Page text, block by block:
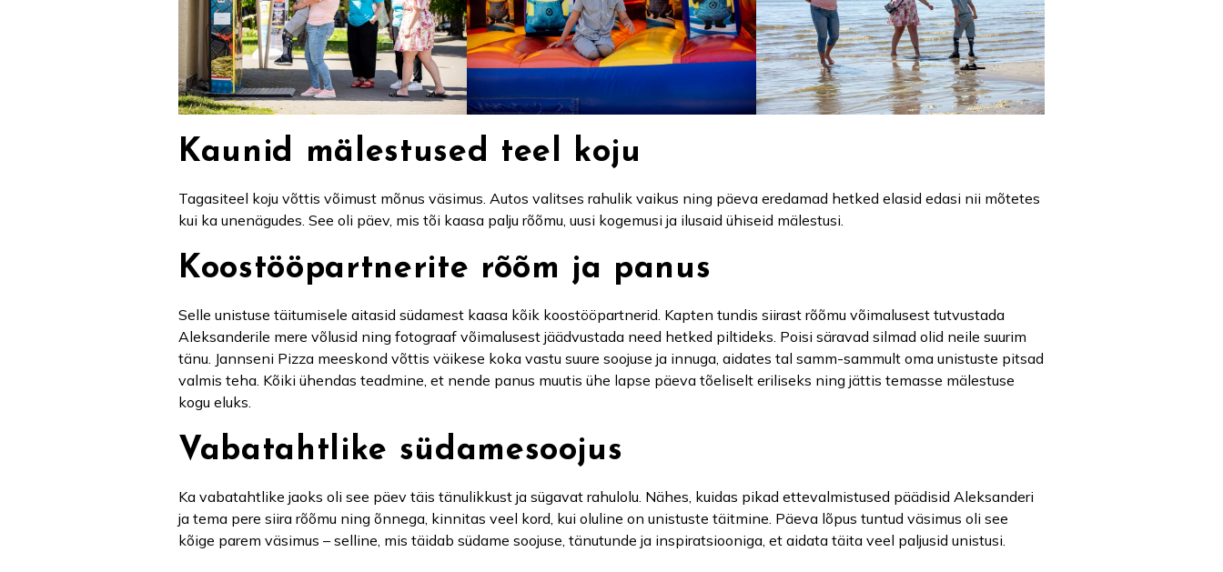
Kaunid mälestused teel koju
Tagasiteel koju võttis võimust mõnus väsimus. Autos valitses rahulik vaikus ning päeva eredamad hetked elasid edasi nii mõtetes
kui ka unenägudes. See oli päev, mis tõi kaasa palju rõõmu, uusi kogemusi ja ilusaid ühiseid mälestusi.
Koostööpartnerite rõõm ja panus
Selle unistuse täitumisele aitasid südamest kaasa kõik koostööpartnerid. Kapten tundis siirast rõõmu võimalusest tutvustada
Aleksanderile mere võlusid ning fotograaf võimalusest jäädvustada need hetked piltideks. Poisi säravad silmad olid neile suurim
tänu. Jannseni Pizza meeskond võttis väikese koka vastu suure soojuse ja innuga, aidates tal samm-sammult oma unistuste pitsad
valmis teha. Kõiki ühendas teadmine, et nende panus muutis ühe lapse päeva tõeliselt eriliseks ning jättis temasse mälestuse
kogu eluks.
Vabatahtlike südamesoojus
Ka vabatahtlike jaoks oli see päev täis tänulikkust ja sügavat rahulolu. Nähes, kuidas pikad ettevalmistused päädisid Aleksanderi
ja tema pere siira rõõmu ning õnnega, kinnitas veel kord, kui oluline on unistuste täitmine. Päeva lõpus tuntud väsimus oli see
kõige parem väsimus – selline, mis täidab südame soojuse, tänutunde ja inspiratsiooniga, et aidata täita veel paljusid unistusi.